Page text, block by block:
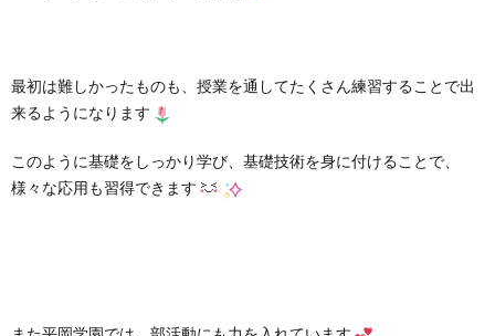
最初は難しかったものも、授業を通してたくさん練習することで出
来るようになります
このように基礎をしっかり学び、基礎技術を身に付けることで、
様々な応用も習得できます